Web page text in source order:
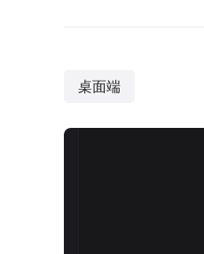
桌面端